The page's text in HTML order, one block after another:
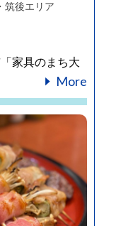
筑後エリア
家具のまち大
More